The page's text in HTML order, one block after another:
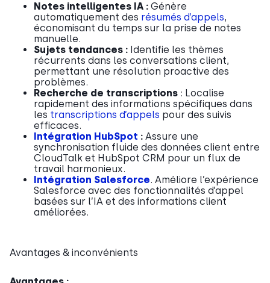
Notes intelligentes IA : Génère
automatiquement des résumés d’appels,
économisant du temps sur la prise de notes
manuelle.
Sujets tendances : Identifie les thèmes
récurrents dans les conversations client,
permettant une résolution proactive des
problèmes.
Recherche de transcriptions : Localise
rapidement des informations spécifiques dans
les transcriptions d’appels pour des suivis
efficaces.
Intégration HubSpot : Assure une
synchronisation fluide des données client entre
CloudTalk et HubSpot CRM pour un flux de
travail harmonieux.
Intégration Salesforce. Améliore l’expérience
Salesforce avec des fonctionnalités d’appel
basées sur l’IA et des informations client
améliorées.
Avantages & inconvénients